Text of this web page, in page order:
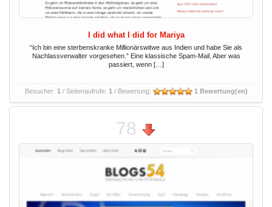
I did what I did for Mariya
“Ich bin eine sterbenskranke Millionärswitwe aus Indien und habe Sie als
Nachlassverwalter vorgesehen.” Eine klassische Spam-Mail. Aber was
passiert, wenn […]
Besucher: 1 / Seitenaufrufe: 1 / Bewertung: 1 Bewertung(en)
78